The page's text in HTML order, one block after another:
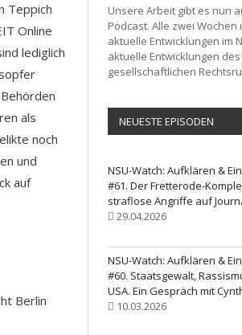
Teppich
Online
lediglich
als
noch
und
auf
Berlin
Unsere Arbeit gibt es nun
Podcast. Alle zwei
aktuelle Entwicklungen im
aktuelle Entwicklungen
gesellschaftlichen
NEUESTE EPISODEN
NSU-Watch: Aufklären &
#61. Der Fretterode-
straflose Angriffe auf
29.04.2026
NSU-Watch: Aufklären &
#60. Staatsgewalt,
USA. Ein Gespräch mit
10.03.2026